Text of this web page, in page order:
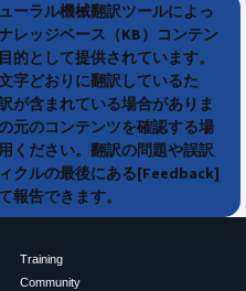
ーラル機械翻訳ツールによっ
レッジベース（KB）コンテン
的として提供されています。
字どおりに翻訳しているた
が含まれている場合がありま
元のコンテンツを確認する場
ください。翻訳の問題や誤訳
クルの最後にある[Feedback]
報告できます。
Training
Community